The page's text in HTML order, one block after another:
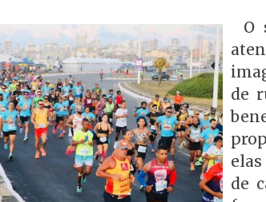
O
de
de